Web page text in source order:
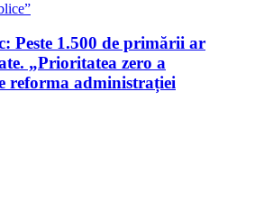
Peste 1.500 de primării ar
„Prioritatea zero a
reforma administrației